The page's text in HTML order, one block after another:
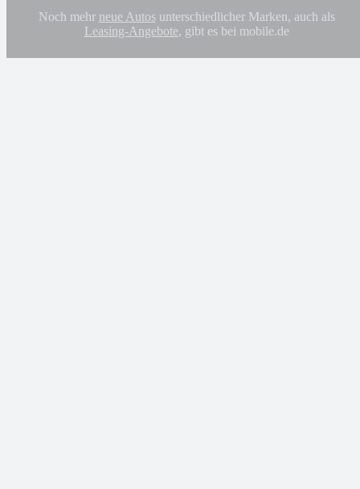
Noch mehr neue Autosunterschiedlicher Marken, auch als
Leasing-Angebote, gibt es bei mobile.de